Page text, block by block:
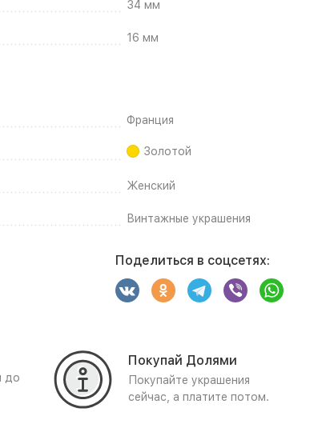
34 мм
16 мм
Франция
Золотой
Женский
Винтажные украшения
Поделиться в соцсетях:
до
Покупай Долями
Покупайте украшения
сейчас, а платите потом.